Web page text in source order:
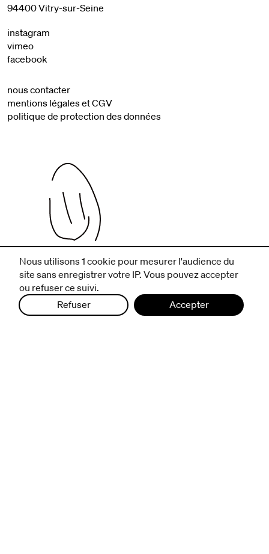
94400 Vitry-sur-Seine
instagram
vimeo
facebook
nous contacter
mentions légales et CGV
politique de protection des données
infos pratiques
billetterie
nous suivre
Nous utilisons 1 cookie pour mesurer l'audience du
site sans enregistrer votre IP. Vous pouvez accepter
ou refuser ce suivi.
Refuser
Accepter